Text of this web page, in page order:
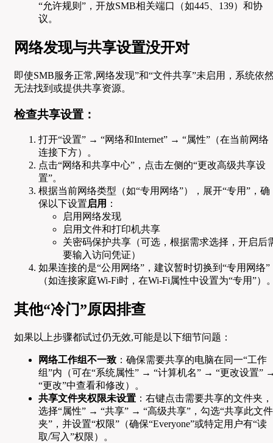
“允许规则”，开放SMB相关端口（如445、139）和协
议。
网络发现与共享设置没开对
即使SMB服务正常,网络发现”和“文件共享”未启用，系统依
无法找到或提供共享资源。
检查共享设置：
打开“设置” → “网络和Internet” → “属性”（在当前网络
连接下方）。
点击“网络和共享中心”，点击左侧的“更改高级共享设
置”。
根据当前网络类型（如“专用网络”），展开“专用”，确
保以下设置启用 ：
启用网络发现
启用文件和打印机共享
关密码保护共享（可选，根据需求选择，开启后
要输入访问凭证）
如果连接的是“公用网络”，建议暂时切换到“专用网络”
（如连接家庭Wi-Fi时，在Wi-Fi属性中设置为“专用”）
其他“冷门”原因排查
如果以上步骤都试过仍无效,可能是以下细节问题：
网络工作组不一致 ：确保需要共享的电脑在同一“工作
组”内（可在“系统属性” → “计算机名” → “更改设置”
“更改”中查看和修改）。
共享文件夹权限未设置 ：右键点击需要共享的文件夹，
选择“属性” → “共享” → “高级共享”，勾选“共享此文件
夹”，并设置“权限”（确保“Everyone”或特定用户有“读
取/写入”权限）。